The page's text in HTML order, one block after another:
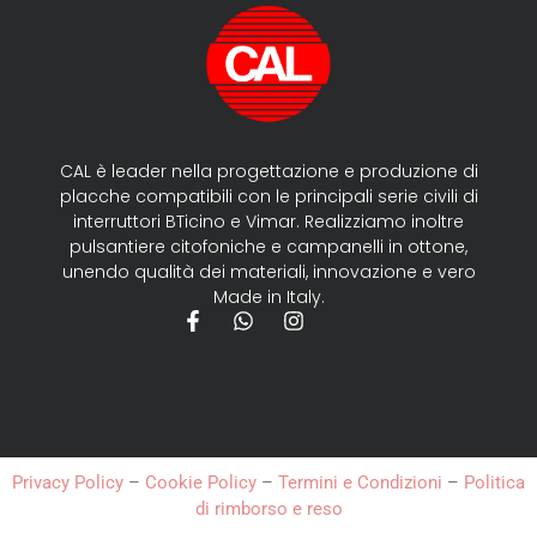
CAL è leader nella progettazione e produzione di
placche compatibili con le principali serie civili di
interruttori BTicino e Vimar. Realizziamo inoltre
pulsantiere citofoniche e campanelli in ottone,
unendo qualità dei materiali, innovazione e vero
Made in Italy.
Privacy Policy – Cookie Policy – Termini e Condizioni – Politica
di rimborso e reso